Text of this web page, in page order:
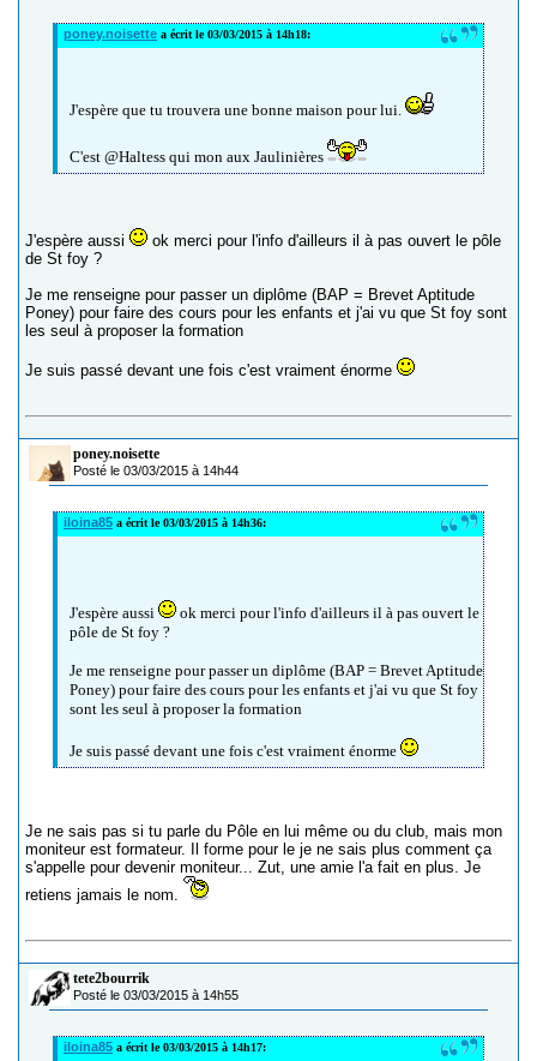
poney.noisette a écrit le 03/03/2015 à 14h18:
J'espère que tu trouvera une bonne maison pour lui.
C'est @Haltess qui mon aux Jaulinières
J'espère aussi
ok merci pour l'info d'ailleurs il à pas ouvert le pôle
de St foy ?
Je me renseigne pour passer un diplôme (BAP = Brevet Aptitude
Poney) pour faire des cours pour les enfants et j'ai vu que St foy sont
les seul à proposer la formation
Je suis passé devant une fois c'est vraiment énorme
poney.noisette
Posté le 03/03/2015 à 14h44
iloina85 a écrit le 03/03/2015 à 14h36:
J'espère aussi
ok merci pour l'info d'ailleurs il à pas ouvert le
pôle de St foy ?
Je me renseigne pour passer un diplôme (BAP = Brevet Aptitude
Poney) pour faire des cours pour les enfants et j'ai vu que St foy
sont les seul à proposer la formation
Je suis passé devant une fois c'est vraiment énorme
Je ne sais pas si tu parle du Pôle en lui même ou du club, mais mon
moniteur est formateur. Il forme pour le je ne sais plus comment ça
s'appelle pour devenir moniteur... Zut, une amie l'a fait en plus. Je
retiens jamais le nom.
tete2bourrik
Posté le 03/03/2015 à 14h55
iloina85 a écrit le 03/03/2015 à 14h17: